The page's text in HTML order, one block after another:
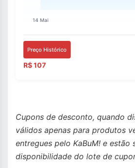
Preço Histórico
R$ 107
Cupons de desconto, quando
válidos apenas para produtos
entregues pelo KaBuM! e estão
disponibilidade do lote de